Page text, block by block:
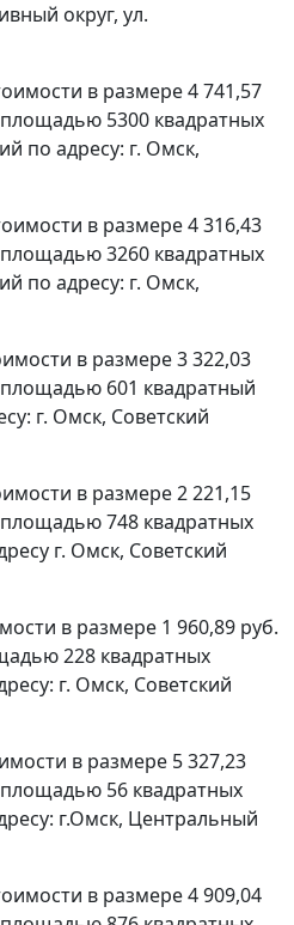
округ, ул.
в размере 4 741,57
5300 квадратных
по адресу: г. Омск,
в размере 4 316,43
3260 квадратных
по адресу: г. Омск,
в размере 3 322,03
площадью 601 квадратный
г. Омск, Советский
в размере 2 221,15
748 квадратных
г. Омск, Советский
в размере 1 960,89 руб.
228 квадратных
г. Омск, Советский
в размере 5 327,23
56 квадратных
г.Омск, Центральный
в размере 4 909,04